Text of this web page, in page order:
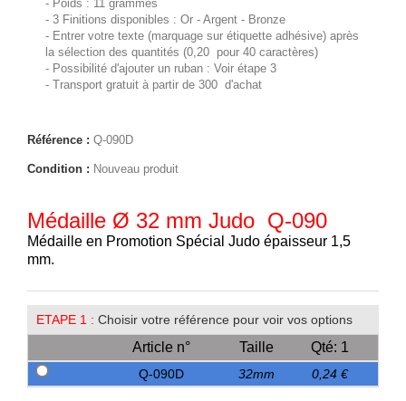
- Poids : 11 grammes
- 3 Finitions disponibles : Or - Argent - Bronze
- Entrer votre texte (marquage sur étiquette adhésive) après
la sélection des quantités (0,20  pour 40 caractères)
- Possibilité d'ajouter un ruban : Voir étape 3
- Transport gratuit à partir de 300  d'achat
Référence : Q-090D
Condition : Nouveau produit
Médaille Ø 32 mm Judo  Q-090
Médaille en Promotion Spécial Judo épaisseur 1,5
mm.
ETAPE 1 : Choisir votre référence pour voir vos options
Article n° Taille Qté: 1
Q-090D 32mm 0,24 €